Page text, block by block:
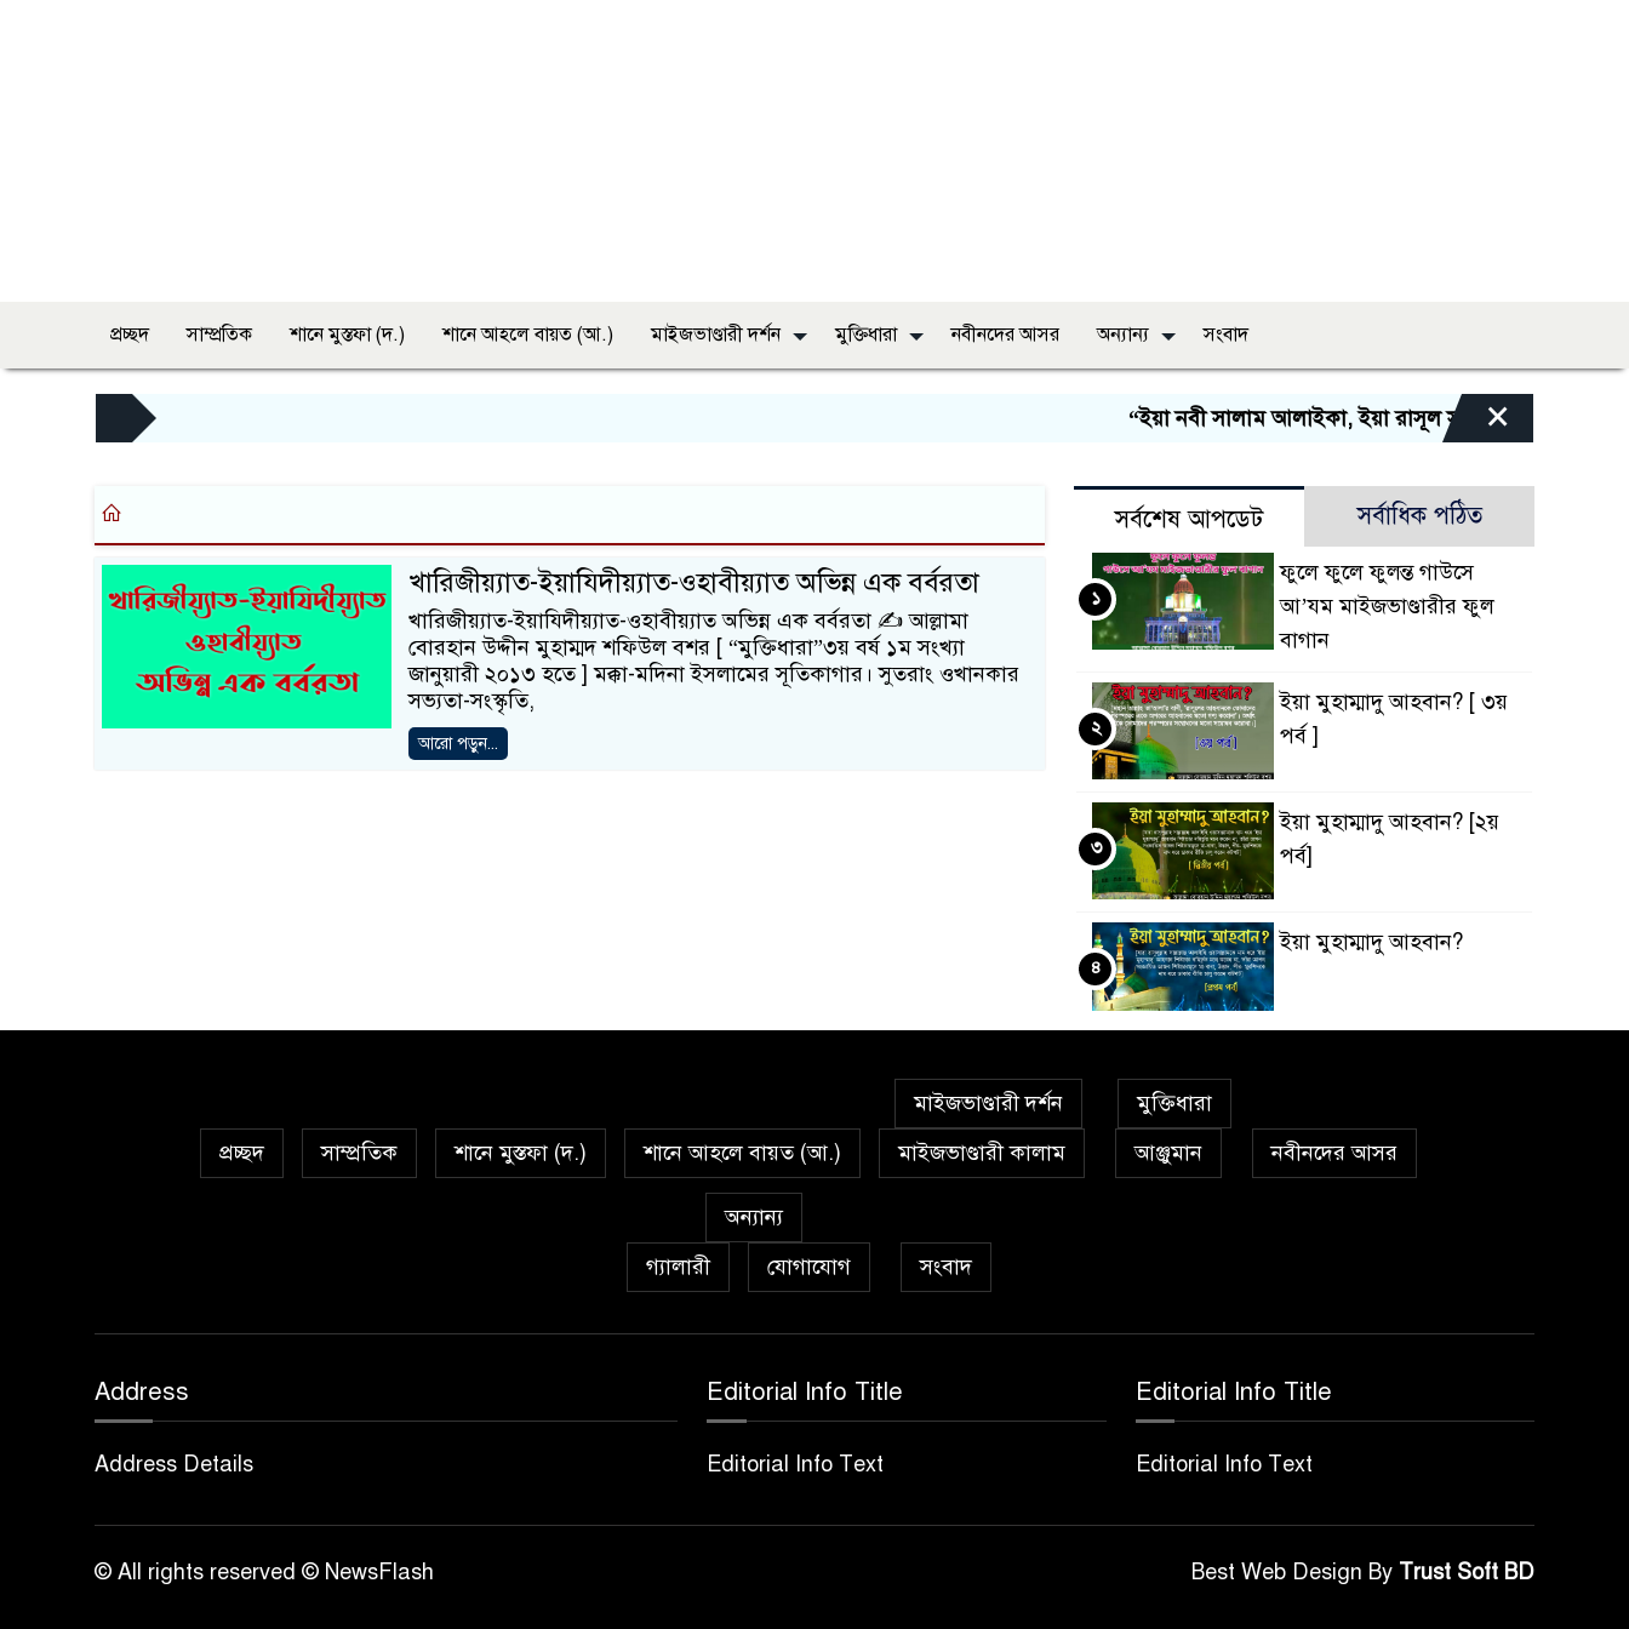
প্রচ্ছদ সাম্প্রতিক শানে মুস্তফা (দ.) শানে আহলে বায়ত (আ.) মাইজভাণ্ডারী দর্শন মুক্তিধারা নবীনদের আসর অন্যান্য সংবাদ
“ইয়া নবী সালাম আলাইকা, ইয়া রাসূল সালাম আলাইকা, ইয়া
×
খারিজীয়্যাত-ইয়াযিদীয়্যাত-ওহাবীয়্যাত অভিন্ন এক বর্বরতা
খারিজীয়্যাত-ইয়াযিদীয়্যাত-ওহাবীয়্যাত অভিন্ন এক বর্বরতা ✍️ আল্লামা
বোরহান উদ্দীন মুহাম্মদ শফিউল বশর [ “মুক্তিধারা”৩য় বর্ষ ১ম সংখ্যা
জানুয়ারী ২০১৩ হতে ] মক্কা-মদিনা ইসলামের সূতিকাগার। সুতরাং ওখানকার
সভ্যতা-সংস্কৃতি,
আরো পড়ুন...
সর্বশেষ আপডেট সর্বাধিক পঠিত
ফুলে ফুলে ফুলন্ত গাউসে
আ’যম মাইজভাণ্ডারীর ফুল
বাগান
১
ইয়া মুহাম্মাদু আহবান? [ ৩য়
পর্ব ]
২
ইয়া মুহাম্মাদু আহবান? [২য়
পর্ব]
৩
ইয়া মুহাম্মাদু আহবান?
৪
সর্বকালের সব সমস্যার
৭
ঈদে মিলাদুন্নবী এর গুরুত্ব
কালো হাত
প্রচ্ছদ সাম্প্রতিক শানে মুস্তফা (দ.) শানে আহলে বায়ত (আ.)
মাইজভাণ্ডারী দর্শন
মাইজভাণ্ডারী কালাম
মুক্তিধারা
আঞ্জুমান
নবীনদের আসর
অন্যান্য
গ্যালারী
যোগাযোগ সংবাদ
Address
Address Details
Editorial Info Title
Editorial Info Text
Editorial Info Title
Editorial Info Text
© All rights reserved © NewsFlash Best Web Design By Trust Soft BD